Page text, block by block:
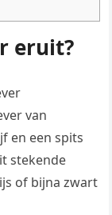
eruit?
van
en een spits
stekende
of bijna zwart